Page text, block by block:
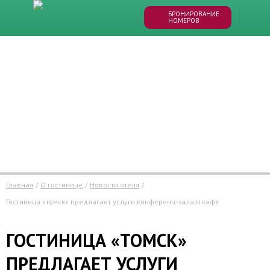
БРОНИРОВАНИЕ
НОМЕРОВ
Главная / О гостинице / Новости отеля /
гостиница «томск» предлагает услуги конференц-зала и кафе
ГОСТИНИЦА «ТОМСК»
ПРЕДЛАГАЕТ УСЛУГИ